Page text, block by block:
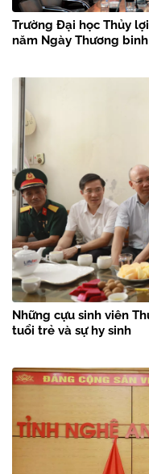
Trường Đại học Thủy
năm Ngày Thương
Những cựu sinh viên
tuổi trẻ và sự hy sinh